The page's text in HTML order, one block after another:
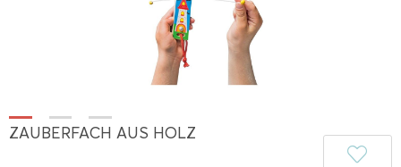
ZAUBERFACH AUS HOLZ